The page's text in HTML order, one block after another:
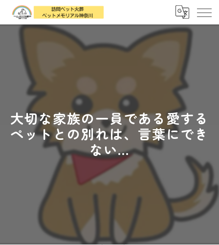
大切な家族の一員である愛する
ペットとの別れは、言葉にでき
ない...